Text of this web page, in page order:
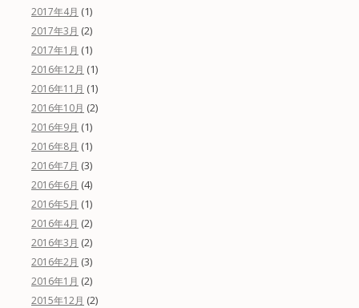
2017年4月 (1)
2017年3月 (2)
2017年1月 (1)
2016年12月 (1)
2016年11月 (1)
2016年10月 (2)
2016年9月 (1)
2016年8月 (1)
2016年7月 (3)
2016年6月 (4)
2016年5月 (1)
2016年4月 (2)
2016年3月 (2)
2016年2月 (3)
2016年1月 (2)
2015年12月 (2)